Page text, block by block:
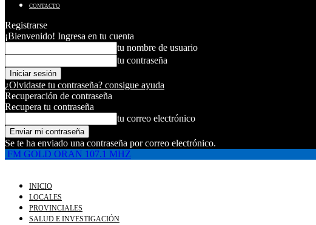
CONTACTO
Registrarse
¡Bienvenido! Ingresa en tu cuenta
tu nombre de usuario
tu contraseña
¿Olvidaste tu contraseña? consigue ayuda
Recuperación de contraseña
Recupera tu contraseña
tu correo electrónico
Se te ha enviado una contraseña por correo electrónico.
FM GOLD ORAN 107.1 MHZ
INICIO
LOCALES
PROVINCIALES
SALUD E INVESTIGACIÓN